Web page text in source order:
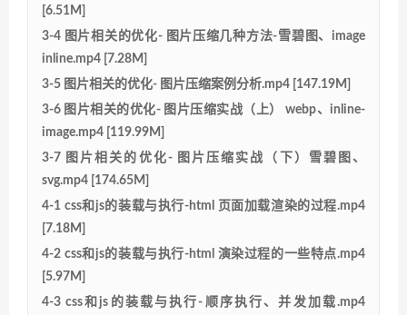
[6.51M]
3-4 图片相关的优化- 图片压缩几种方法-雪碧图、image
inline.mp4 [7.28M]
3-5 图片相关的优化- 图片压缩案例分析.mp4 [147.19M]
3-6 图片相关的优化- 图片压缩实战（上） webp、inline-
image.mp4 [119.99M]
3-7 图片相关的优化- 图片压缩实战（下）雪碧图、
svg.mp4 [174.65M]
4-1 css和js的装载与执行-html 页面加载渲染的过程.mp4
[7.18M]
4-2 css和js的装载与执行-html 演染过程的一些特点.mp4
[5.97M]
4-3 css和js的装载与执行-顺序执行、并发加载.mp4